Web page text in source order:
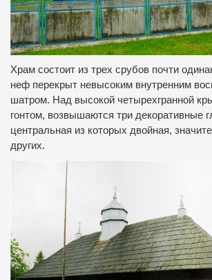
Храм состоит из трех срубов почти
неф перекрыт невысоким внутренним
шатром. Над высокой четырехгранной
гонтом, возвышаются три декоративные
центральная из которых двойная,
других.